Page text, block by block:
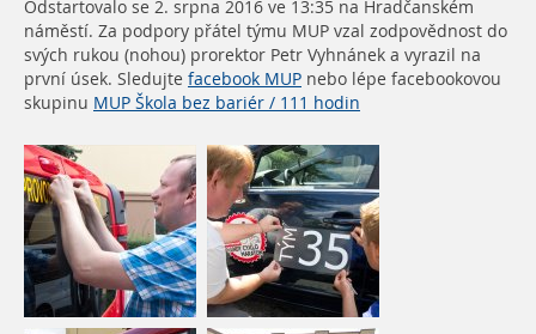
Odstartovalo se 2. srpna 2016 ve 13:35 na Hradčanském
náměstí. Za podpory přátel týmu MUP vzal zodpovědnost do
svých rukou (nohou) prorektor Petr Vyhnánek a vyrazil na
první úsek. Sledujte facebook MUP nebo lépe facebookovou
skupinu MUP Škola bez bariér / 111 hodin